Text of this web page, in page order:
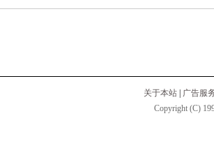
关于本站
广告服
Copyright (C)